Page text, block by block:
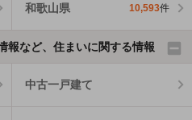
和歌山県 10,593件
報など、住まいに関する情報
中古一戸建て